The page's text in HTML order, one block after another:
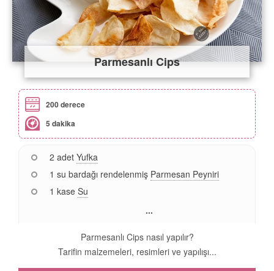
Parmesanlı Cips
200 derece
5 dakika
2 adet Yufka
1 su bardağı rendelenmiş Parmesan Peyniri
1 kase Su
...
Parmesanlı Cips nasıl yapılır?
Tarifin malzemeleri, resimleri ve yapılışı...